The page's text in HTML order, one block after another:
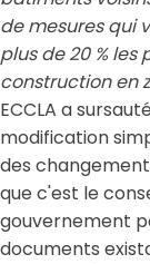
de mesures qui
plus de 20 % les
construction en
ECCLA a
modification
des
que c'est le
gouvernement
documents